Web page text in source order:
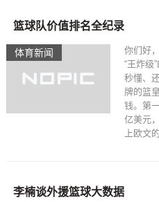
体育新闻
篮球队价值排名全纪录
你们好
“王炸级
秒懂、
牌的篮
钱。第
亿美元
上欧文
李楠谈外援篮球大数据